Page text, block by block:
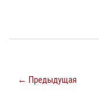
← Предыдущая